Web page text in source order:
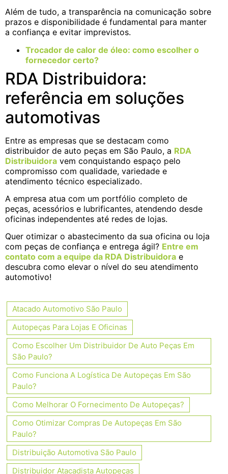
Além de tudo, a transparência na comunicação sobre
prazos e disponibilidade é fundamental para manter
a confiança e evitar imprevistos.
Trocador de calor de óleo: como escolher o
fornecedor certo?
RDA Distribuidora:
referência em soluções
automotivas
Entre as empresas que se destacam como
distribuidor de auto peças em São Paulo, a RDA
Distribuidora vem conquistando espaço pelo
compromisso com qualidade, variedade e
atendimento técnico especializado.
A empresa atua com um portfólio completo de
peças, acessórios e lubrificantes, atendendo desde
oficinas independentes até redes de lojas.
Quer otimizar o abastecimento da sua oficina ou loja
com peças de confiança e entrega ágil? Entre em
contato com a equipe da RDA Distribuidora e
descubra como elevar o nível do seu atendimento
automotivo!
Atacado Automotivo São Paulo
Autopeças Para Lojas E Oficinas
Como Escolher Um Distribuidor De Auto Peças Em
São Paulo?
Como Funciona A Logística De Autopeças Em São
Paulo?
Como Melhorar O Fornecimento De Autopeças?
Como Otimizar Compras De Autopeças Em São
Paulo?
Distribuição Automotiva São Paulo
Distribuidor Atacadista Autopeças